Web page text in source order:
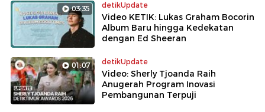
03:35 detikUpdate
Video KETIK: Lukas Graham Bocorin
Album Baru hingga Kedekatan
dengan Ed Sheeran
01:07 detikUpdate
Video: Sherly Tjoanda Raih
Anugerah Program Inovasi
Pembangunan Terpuji